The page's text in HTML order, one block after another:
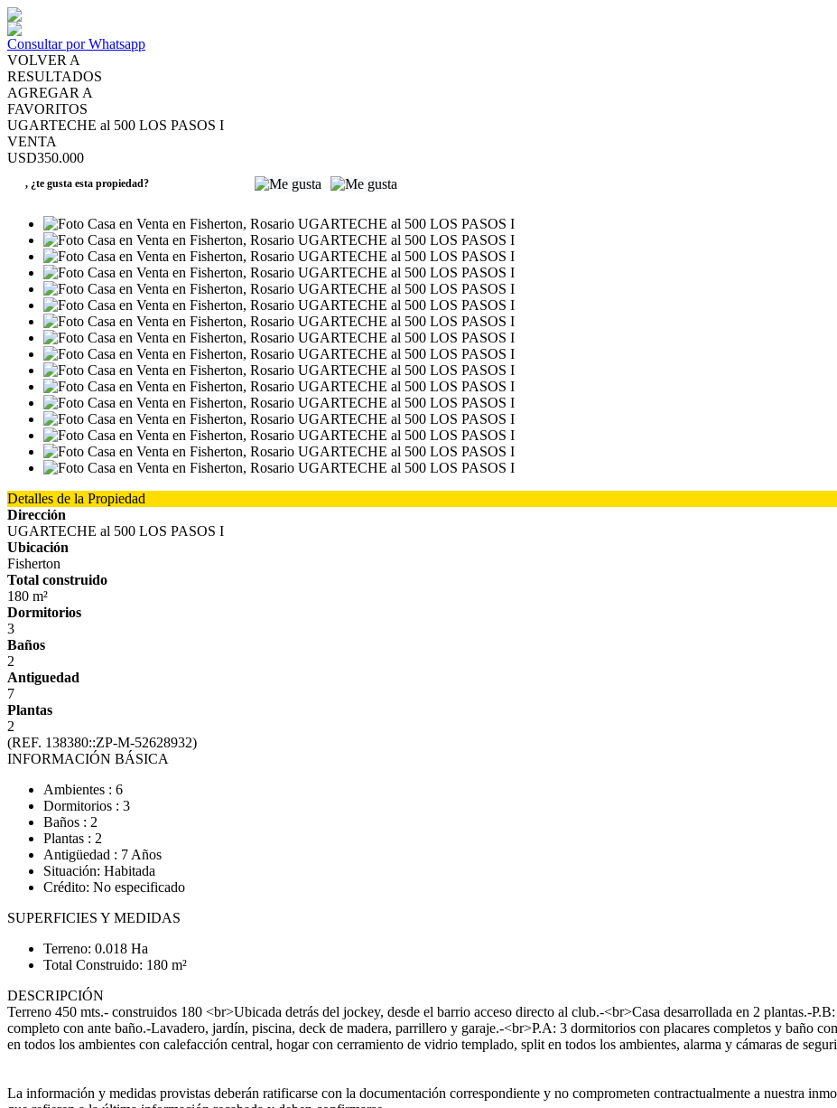
Consultar por Whatsapp
VOLVER A
RESULTADOS
AGREGAR A
FAVORITOS
UGARTECHE al 500 LOS PASOS I
VENTA
USD350.000
, ¿te gusta esta propiedad?
Detalles de la Propiedad
Dirección
UGARTECHE al 500 LOS PASOS I
Ubicación
Fisherton
Total construido
180 m²
Dormitorios
3
Baños
2
Antiguedad
7
Plantas
2
(REF. 138380::ZP-M-52628932)
INFORMACIÓN BÁSICA
Ambientes : 6
Dormitorios : 3
Baños : 2
Plantas : 2
Antigüedad : 7 Años
Situación: Habitada
Crédito: No especificado
SUPERFICIES Y MEDIDAS
Terreno: 0.018 Ha
Total Construido: 180 m²
DESCRIPCIÓN
Terreno 450 mts.- construidos 180 <br>Ubicada detrás del jockey, desde el barrio acceso directo al club.-<br>Casa desarrollada en 2 plantas.-
completo con ante baño.-Lavadero, jardín, piscina, deck de madera, parrillero y garaje.-<br>P.A: 3 dormitorios con placares completos y baño
en todos los ambientes con calefacción central, hogar con cerramiento de vidrio templado, split en todos los ambientes, alarma y cámaras de
La información y medidas provistas deberán ratificarse con la documentación correspondiente y no comprometen contractualmente a nuestra